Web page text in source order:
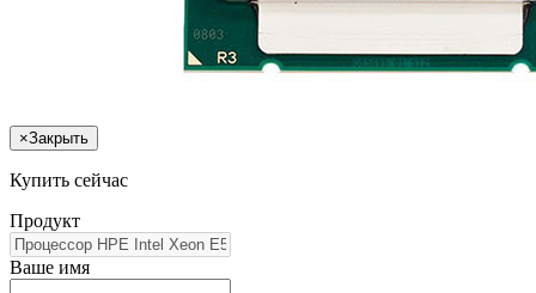
×Закрыть
Купить сейчас
Продукт
Ваше имя